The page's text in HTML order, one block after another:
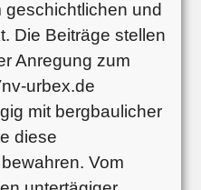
und
Die Beiträge stellen
Anregung zum
urbex.de
mit bergbaulicher
diese
Vom